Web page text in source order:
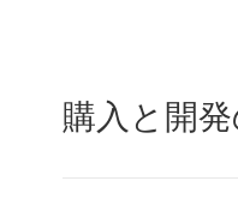
購入と開